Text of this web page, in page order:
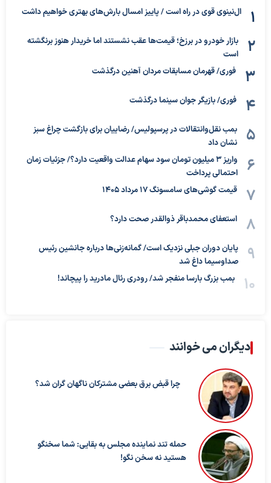
ال‌نینوی قوی در راه است / پاییز امسال بارش‌های بهتری خواهیم داشت
بازار خودرو در برزخ؛ قیمت‌ها عقب نشستند اما خریدار هنوز برنگشته
است
فوری/ قهرمان مسابقات مردان آهنین درگذشت
فوری/ بازیگر جوان سینما درگذشت
بمب نقل‌وانتقالات در پرسپولیس/ رضاییان برای بازگشت چراغ سبز
نشان داد
واریز ۳ میلیون تومان سود سهام عدالت واقعیت دارد؟/ جزئیات زمان
احتمالی پرداخت
قیمت گوشی‌های سامسونگ 17 مرداد 1405
استعفای محمدباقر ذوالقدر صحت دارد؟
پایان دوران جبلی نزدیک است/ گمانه‌زنی‌ها درباره جانشین رئیس
صداوسیما داغ شد
بمب بزرگ بارسا منفجر شد/ رودری رئال مادرید را پیچاند!
دیگران می خوانند
چرا قبض برق بعضی مشترکان ناگهان گران شد؟
حمله تند نماینده مجلس به بقایی: شما سخنگو
هستید نه سخن نگو!